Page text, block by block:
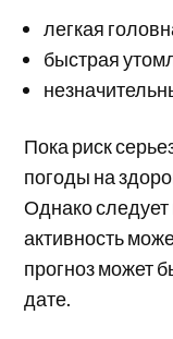
легкая
быстрая
Пока риск
погоды на
Однако следует
активность
прогноз может
дате.